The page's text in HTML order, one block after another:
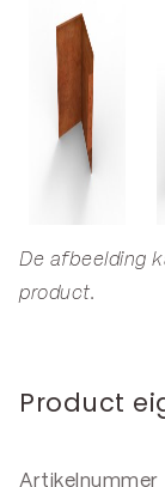
De afbeelding
product.
Product
Artikelnummer